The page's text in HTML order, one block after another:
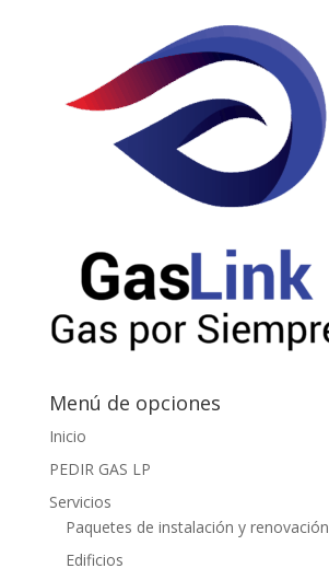
Menú de opciones
Inicio
PEDIR GAS LP
Servicios
Paquetes de instalación y renovación
Edificios